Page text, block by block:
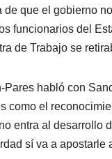
que el gobierno
funcionarios del
de Trabajo se
habló con
como el
entra al desarrollo
sí va a